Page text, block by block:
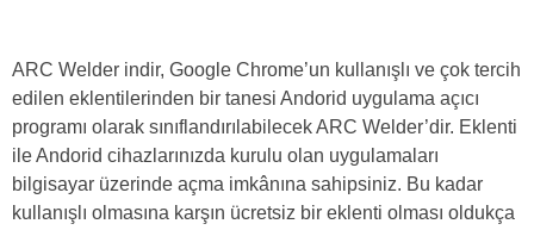
ARC Welder indir, Google Chrome’un kullanışlı ve çok tercih
edilen eklentilerinden bir tanesi Andorid uygulama açıcı
programı olarak sınıflandırılabilecek ARC Welder’dir. Eklenti
ile Andorid cihazlarınızda kurulu olan uygulamaları
bilgisayar üzerinde açma imkânına sahipsiniz. Bu kadar
kullanışlı olmasına karşın ücretsiz bir eklenti olması oldukça